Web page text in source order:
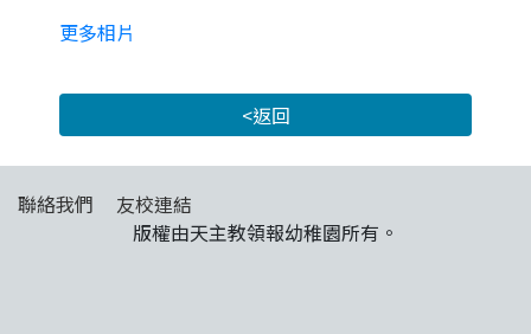
更多相片
<返回
聯絡我們
友校連結
版權由天主教領報幼稚園所有。